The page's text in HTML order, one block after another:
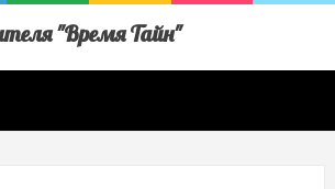
"Время Тайн"